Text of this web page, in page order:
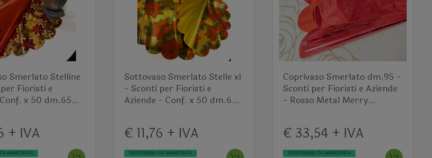
Smerlato Stelline
Fioristi e
x 50 dm.65
+ IVA
IMMEDIATA
Sottovaso Smerlato Stelle xl
- Sconti per Fioristi e
Aziende - Conf. x 50 dm.65
€ 11,76 + IVA
DISPONIBILITÀ IMMEDIATA
Coprivaso Smerlato dm.95 -
Sconti per Fioristi e Aziende
- Rosso Metal Merry
€ 33,54 + IVA
DISPONIBILITÀ IMMEDIATA